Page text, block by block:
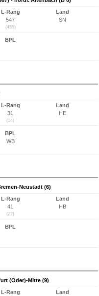
L-Rang
547
(455)
Land
SN
BPL
L-Rang
31
(14)
Land
HE
BPL
WB
Neustadt (6)
L-Rang
41
(22)
Land
HB
BPL
(Oder)-Mitte (9)
L-Rang
Land